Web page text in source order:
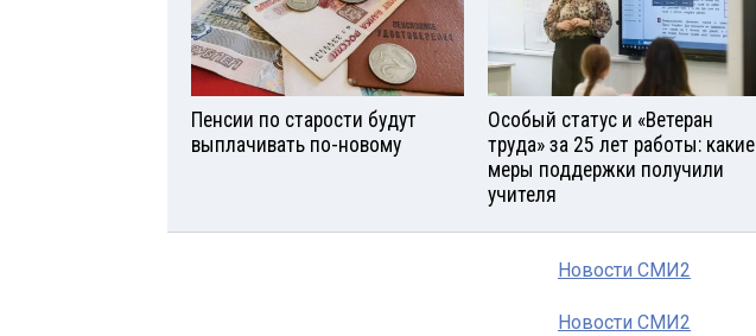
Пенсии по старости будут
выплачивать по-новому
Особый статус и «Ветеран
труда» за 25 лет работы: какие
меры поддержки получили
учителя
Новости СМИ2
Новости СМИ2